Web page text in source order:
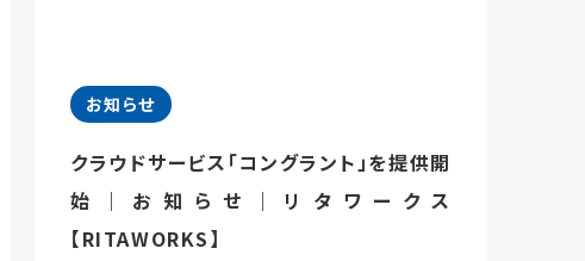
お知らせ
クラウドサービス「コングラント」を提供開
始｜お知らせ｜リタワークス
【RITAWORKS】